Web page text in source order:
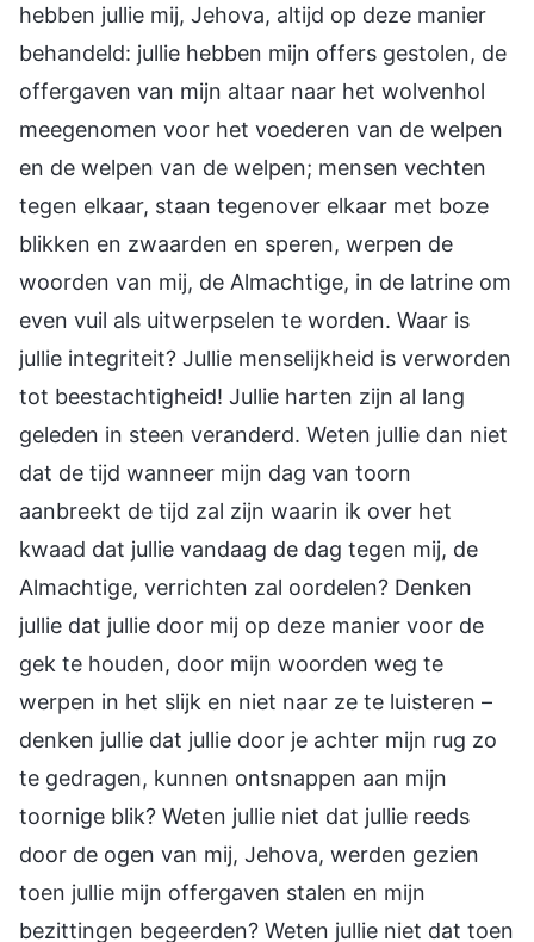
hebben jullie mij, Jehova, altijd op deze manier
behandeld: jullie hebben mijn offers gestolen, de
offergaven van mijn altaar naar het wolvenhol
meegenomen voor het voederen van de welpen
en de welpen van de welpen; mensen vechten
tegen elkaar, staan tegenover elkaar met boze
blikken en zwaarden en speren, werpen de
woorden van mij, de Almachtige, in de latrine om
even vuil als uitwerpselen te worden. Waar is
jullie integriteit? Jullie menselijkheid is verworden
tot beestachtigheid! Jullie harten zijn al lang
geleden in steen veranderd. Weten jullie dan niet
dat de tijd wanneer mijn dag van toorn
aanbreekt de tijd zal zijn waarin ik over het
kwaad dat jullie vandaag de dag tegen mij, de
Almachtige, verrichten zal oordelen? Denken
jullie dat jullie door mij op deze manier voor de
gek te houden, door mijn woorden weg te
werpen in het slijk en niet naar ze te luisteren –
denken jullie dat jullie door je achter mijn rug zo
te gedragen, kunnen ontsnappen aan mijn
toornige blik? Weten jullie niet dat jullie reeds
door de ogen van mij, Jehova, werden gezien
toen jullie mijn offergaven stalen en mijn
bezittingen begeerden? Weten jullie niet dat toen